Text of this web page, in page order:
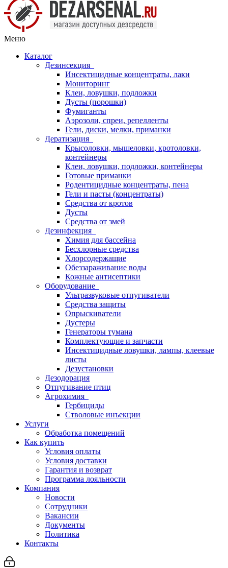
Меню
Каталог
Дезинсекция
Инсектицидные концентраты, лаки
Мониторинг
Клеи, ловушки, подложки
Дусты (порошки)
Фумиганты
Аэрозоли, спреи, репелленты
Гели, диски, мелки, приманки
Дератизация
Крысоловки, мышеловки, кротоловки,
контейнеры
Клеи, ловушки, подложки, контейнеры
Готовые приманки
Родентицидные концентраты, пена
Гели и пасты (концентраты)
Средства от кротов
Дусты
Средства от змей
Дезинфекция
Химия для бассейна
Бесхлорные средства
Хлорсодержащие
Обеззараживание воды
Кожные антисептики
Оборудование
Ультразвуковые отпугиватели
Средства защиты
Опрыскиватели
Дустеры
Генераторы тумана
Комплектующие и запчасти
Инсектицидные ловушки, лампы, клеевые
листы
Дезустановки
Дезодорация
Отпугивание птиц
Агрохимия
Гербициды
Стволовые инъекции
Услуги
Обработка помещений
Как купить
Условия оплаты
Условия доставки
Гарантия и возврат
Программа лояльности
Компания
Новости
Сотрудники
Вакансии
Документы
Политика
Контакты